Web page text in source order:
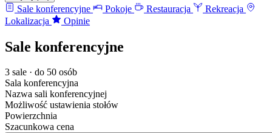
Sale konferencyjne Pokoje Restauracja
Rekreacja
Lokalizacja
Opinie
Sale konferencyjne
3 sale · do 50 osób
Sala konferencyjna
Nazwa sali konferencyjnej
Możliwość ustawienia stołów
Powierzchnia
Szacunkowa cena